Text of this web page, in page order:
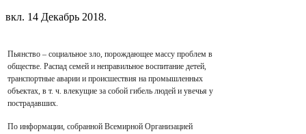
вкл. 14 Декабрь 2018.
Пьянство – социальное зло, порождающее массу проблем в
обществе. Распад семей и неправильное воспитание детей,
транспортные аварии и происшествия на промышленных
объектах, в т. ч. влекущие за собой гибель людей и увечья у
пострадавших.
По информации, собранной Всемирной Организацией